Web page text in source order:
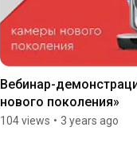
Вебинар-
нового поколения»
104 views • 3 years ago